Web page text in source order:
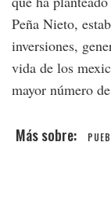
Peña Nieto,
inversiones,
vida de los
mayor número